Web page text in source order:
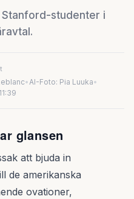
studenter i
•AI-Foto: Pia Luuka•
glansen
att bjuda in
de amerikanska
ovationer,